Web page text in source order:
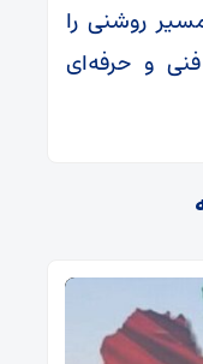
روشنی را
و حرفه‌ای